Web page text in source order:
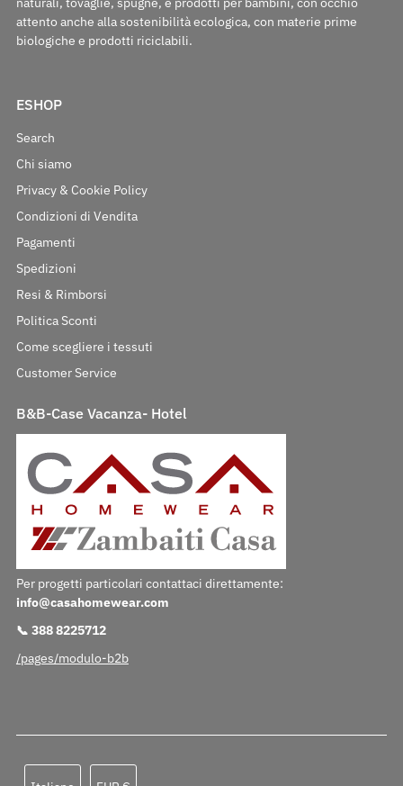
attento anche alla sostenibilità ecologica, con materie prime
biologiche e prodotti riciclabili.
ESHOP
Search
Chi siamo
Privacy & Cookie Policy
Condizioni di Vendita
Pagamenti
Spedizioni
Resi & Rimborsi
Politica Sconti
Come scegliere i tessuti
Customer Service
B&B-Case Vacanza- Hotel
Per progetti particolari contattaci direttamente:
info@casahomewear.com
📞 388 8225712
/pages/modulo-b2b